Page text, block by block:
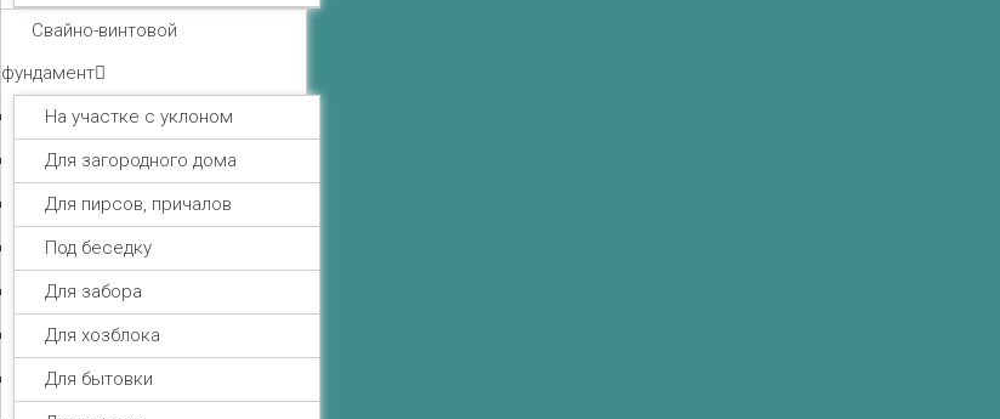
Свайно-винтовой
фундамент
На участке с уклоном
Для загородного дома
Для пирсов, причалов
Под беседку
Для забора
Для хозблока
Для бытовки